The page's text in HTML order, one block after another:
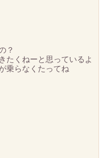
？
たくねーと思っているよ
乗らなくたってね